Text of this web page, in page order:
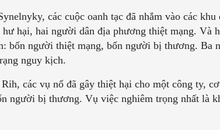
các cuộc oanh tạc đã nhắm vào các
hại, hai người dân địa phương thiệt mạng. Và
bốn người thiệt mạng, bốn người bị thương. Ba
nguy kịch.
các vụ nổ đã gây thiệt hại cho một công ty,
người bị thương. Vụ việc nghiêm trọng nhất là